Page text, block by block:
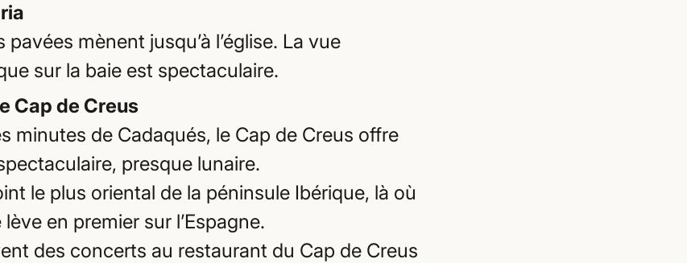
pavées mènent jusqu’à l’église. La vue
sur la baie est spectaculaire.
Cap de Creus
minutes de Cadaqués, le Cap de Creus offre
presque lunaire.
le plus oriental de la péninsule Ibérique, là où
lève en premier sur l’Espagne.
des concerts au restaurant du Cap de Creus